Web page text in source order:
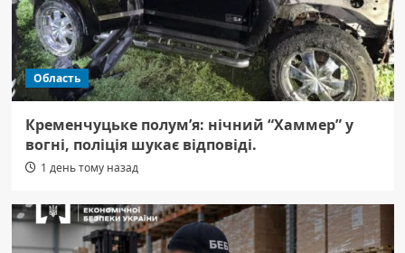
Область
Кременчуцьке полум’я: нічний “Хаммер” у
вогні, поліція шукає відповіді.
1 день тому назад